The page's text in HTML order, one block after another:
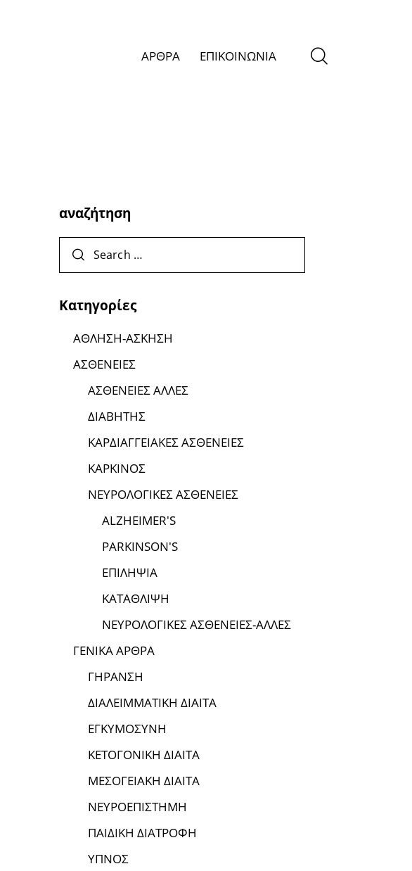
ΑΡΘΡΑ ΕΠΙΚΟΙΝΩΝΙΑ
αναζήτηση
Κατηγορίες
ΑΘΛΗΣΗ-ΑΣΚΗΣΗ
ΑΣΘΕΝΕΙΕΣ
ΑΣΘΕΝΕΙΕΣ ΑΛΛΕΣ
ΔΙΑΒΗΤΗΣ
ΚΑΡΔΙΑΓΓΕΙΑΚΕΣ ΑΣΘΕΝΕΙΕΣ
ΚΑΡΚΙΝΟΣ
ΝΕΥΡΟΛΟΓΙΚΕΣ ΑΣΘΕΝΕΙΕΣ
ALZHEIMER'S
PARKINSON'S
ΕΠΙΛΗΨΙΑ
ΚΑΤΑΘΛΙΨΗ
ΝΕΥΡΟΛΟΓΙΚΕΣ ΑΣΘΕΝΕΙΕΣ-ΑΛΛΕΣ
ΓΕΝΙΚΑ ΑΡΘΡΑ
ΓΗΡΑΝΣΗ
ΔΙΑΛΕΙΜΜΑΤΙΚΗ ΔΙΑΙΤΑ
ΕΓΚΥΜΟΣΥΝΗ
ΚΕΤΟΓΟΝΙΚΗ ΔΙΑΙΤΑ
ΜΕΣΟΓΕΙΑΚΗ ΔΙΑΙΤΑ
ΝΕΥΡΟΕΠΙΣΤΗΜΗ
ΠΑΙΔΙΚΗ ΔΙΑΤΡΟΦΗ
ΥΠΝΟΣ